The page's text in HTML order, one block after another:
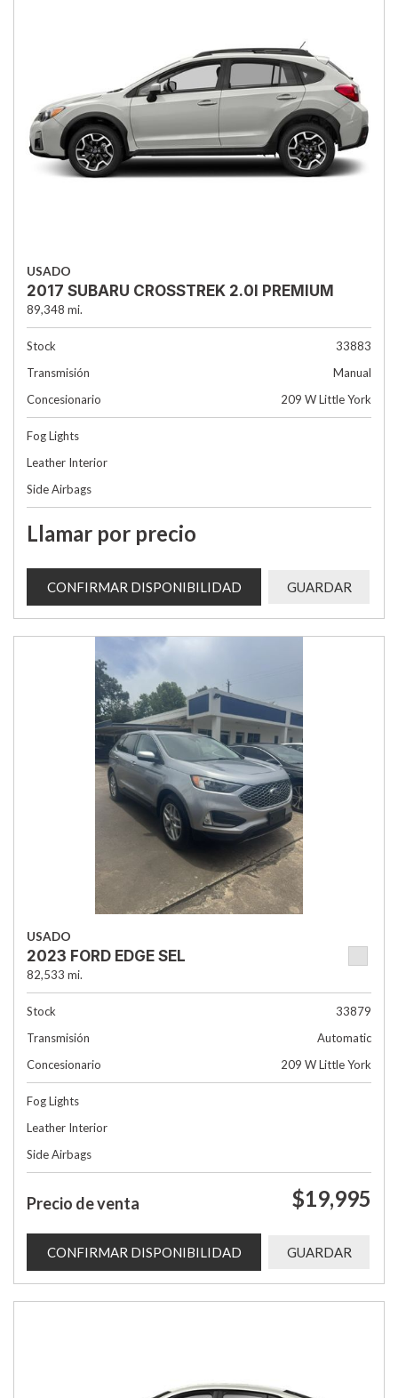
USADO
2017 SUBARU CROSSTREK 2.0I PREMIUM
89,348 mi.
Stock
33883
Transmisión
Manual
Concesionario
209 W Little York
Fog Lights
Leather Interior
Side Airbags
Llamar por precio
CONFIRMAR DISPONIBILIDAD GUARDAR
USADO
2023 FORD EDGE SEL
82,533 mi.
Stock
33879
Transmisión
Automatic
Concesionario
209 W Little York
Fog Lights
Leather Interior
Side Airbags
Precio de venta $19,995
CONFIRMAR DISPONIBILIDAD GUARDAR